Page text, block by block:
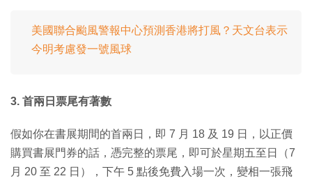
美國聯合颱風警報中心預測香港將打風？天文台表示
今明考慮發一號風球
3. 首兩日票尾有著數
假如你在書展期間的首兩日，即 7 月 18 及 19 日，以正價
購買書展門券的話，憑完整的票尾，即可於星期五至日（7
月 20 至 22 日），下午 5 點後免費入場一次，變相一張飛